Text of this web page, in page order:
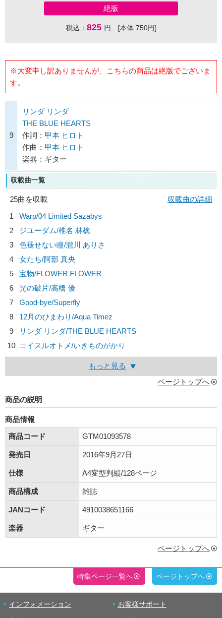
絶版
税込： 825 円 [本体 750円]
※大変申し訳ありませんが、こちらの商品は絶版でございま
す。
9
リンダ リンダ
THE BLUE HEARTS
作詞： 甲本 ヒロト
作曲： 甲本 ヒロト
楽器：ギター
収載曲一覧
25曲を収載
収載曲の詳細
1
Warp/04 Limited Sazabys
2
ジユーダム/椎名 林檎
3
色褪せない瞳/瀧川 ありさ
4
女たち/阿部 真央
5
宝物/FLOWER FLOWER
6
光の破片/高橋 優
7
Good-bye/Superfly
8
12月のひまわり/Aqua Timez
9
リンダ リンダ/THE BLUE HEARTS
10 コイスルオトメ/いきものがかり
もっと見る
ページトップへ
商品の説明
商品情報
商品コード
GTM01093578
発売日 2016年9月27日
仕様 A4変型判縦/128ページ
商品構成 雑誌
JANコード 4910038651166
楽器 ギター
ページトップへ
特集ページ一覧へ ページトップへ
インフォメーション お客様サポート